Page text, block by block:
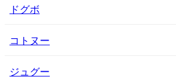
ドグボ
コトヌー
ジュグー